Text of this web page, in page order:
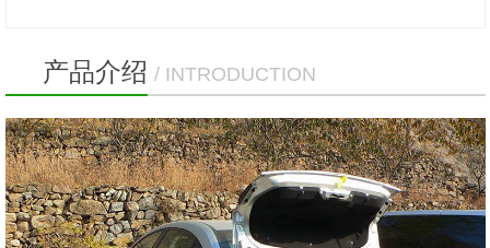
产品介绍 / INTRODUCTION